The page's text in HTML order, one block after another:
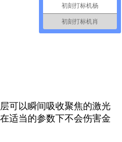
可以瞬间吸收聚焦的激光
适当的参数下不会伤害金
初刻打标机杨
初刻打标机肖